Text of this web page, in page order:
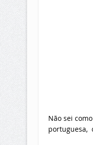
Não sei
portuguesa,